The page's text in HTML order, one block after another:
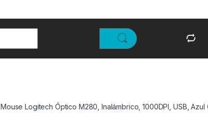
Mouse Logitech Óptico M280, Inalámbrico, 1000DPI, USB, Azul